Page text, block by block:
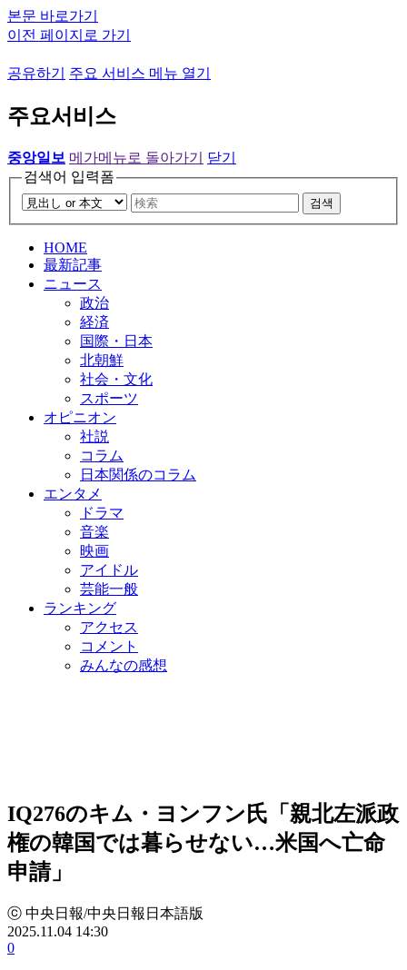
본문 바로가기
이전 페이지로 가기
공유하기 주요 서비스 메뉴 열기
주요서비스
중앙일보 메가메뉴로 돌아가기
닫기
검색어 입력폼
검색
HOME
最新記事
ニュース
政治
経済
国際・日本
北朝鮮
社会・文化
スポーツ
オピニオン
社説
コラム
日本関係のコラム
エンタメ
ドラマ
音楽
映画
アイドル
芸能一般
ランキング
アクセス
コメント
みんなの感想
IQ276のキム・ヨンフン氏「親北左派政
権の韓国では暮らせない…米国へ亡命
申請」
ⓒ 中央日報/中央日報日本語版
2025.11.04 14:30
0